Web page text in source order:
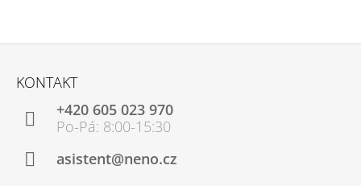
KONTAKT
+420 605 023 970
asistent@neno.cz